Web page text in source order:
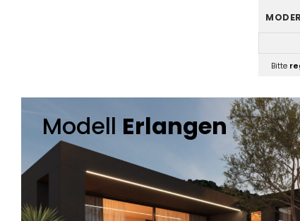
Bitte
Modell Erlangen